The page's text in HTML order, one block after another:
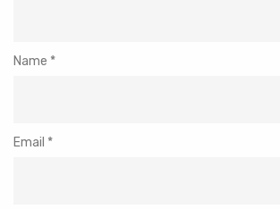
Name *
Email *